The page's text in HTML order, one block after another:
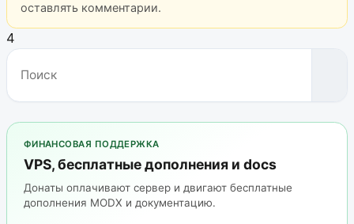
оставлять комментарии.
4
ФИНАНСОВАЯ ПОДДЕРЖКА
VPS, бесплатные дополнения и docs
Донаты оплачивают сервер и двигают бесплатные
дополнения MODX и документацию.